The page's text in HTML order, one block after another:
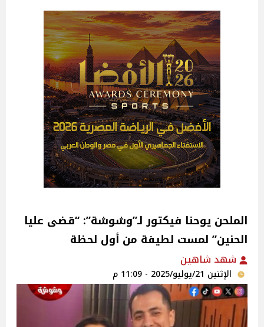
الملحن يوحنا فيكتور لـ”وشوشة”: “قضى عليا
الحنين” لمست لطيفة من أول لحظة‎
شهد شاهين
الإثنين 21/يوليو/2025 - 11:09 م